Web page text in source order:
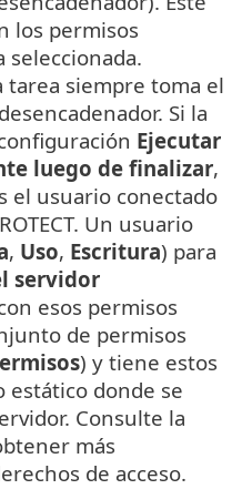
los permisos
seleccionada.
siempre toma el
Si la
Ejecutar
luego de finalizar,
el usuario conectado
Un usuario
, Uso, Escritura) para
servidor
esos permisos
de permisos
) y tiene estos
estático donde se
Consulte la
más
de acceso.